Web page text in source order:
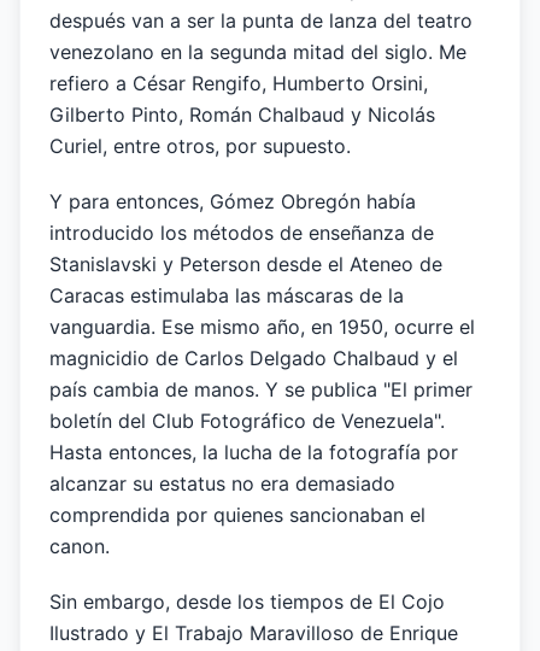
después van a ser la punta de lanza del teatro
venezolano en la segunda mitad del siglo. Me
refiero a César Rengifo, Humberto Orsini,
Gilberto Pinto, Román Chalbaud y Nicolás
Curiel, entre otros, por supuesto.
Y para entonces, Gómez Obregón había
introducido los métodos de enseñanza de
Stanislavski y Peterson desde el Ateneo de
Caracas estimulaba las máscaras de la
vanguardia. Ese mismo año, en 1950, ocurre el
magnicidio de Carlos Delgado Chalbaud y el
país cambia de manos. Y se publica "El primer
boletín del Club Fotográfico de Venezuela".
Hasta entonces, la lucha de la fotografía por
alcanzar su estatus no era demasiado
comprendida por quienes sancionaban el
canon.
Sin embargo, desde los tiempos de El Cojo
Ilustrado y El Trabajo Maravilloso de Enrique